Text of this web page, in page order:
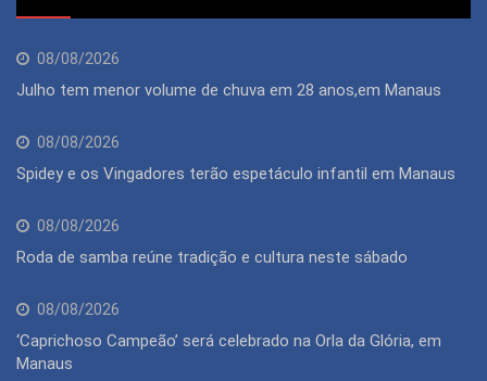
08/08/2026
Julho tem menor volume de chuva em 28 anos,em Manaus
08/08/2026
Spidey e os Vingadores terão espetáculo infantil em Manaus
08/08/2026
Roda de samba reúne tradição e cultura neste sábado
08/08/2026
‘Caprichoso Campeão’ será celebrado na Orla da Glória, em
Manaus